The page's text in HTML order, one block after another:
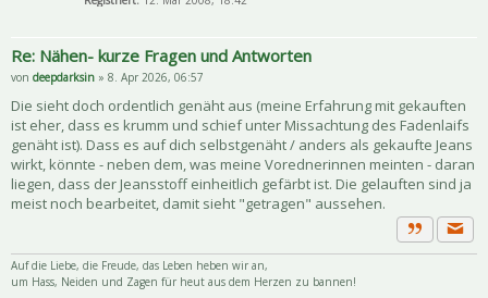
Re: Nähen- kurze Fragen und Antworten
von deepdarksin » 8. Apr 2026, 06:57
Die sieht doch ordentlich genäht aus (meine Erfahrung mit gekauften
ist eher, dass es krumm und schief unter Missachtung des Fadenlaifs
genäht ist). Dass es auf dich selbstgenäht / anders als gekaufte Jeans
wirkt, könnte - neben dem, was meine Vorednerinnen meinten - daran
liegen, dass der Jeansstoff einheitlich gefärbt ist. Die gelauften sind ja
meist noch bearbeitet, damit sieht "getragen" aussehen.
Zitat
Auf die Liebe, die Freude, das Leben heben wir an,
um Hass, Neiden und Zagen für heut aus dem Herzen zu bannen!